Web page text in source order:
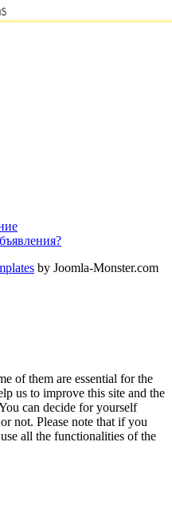
by Joomla-Monster.com
of them are essential for the
us to improve this site and the
can decide for yourself
not. Please note that if you
all the functionalities of the